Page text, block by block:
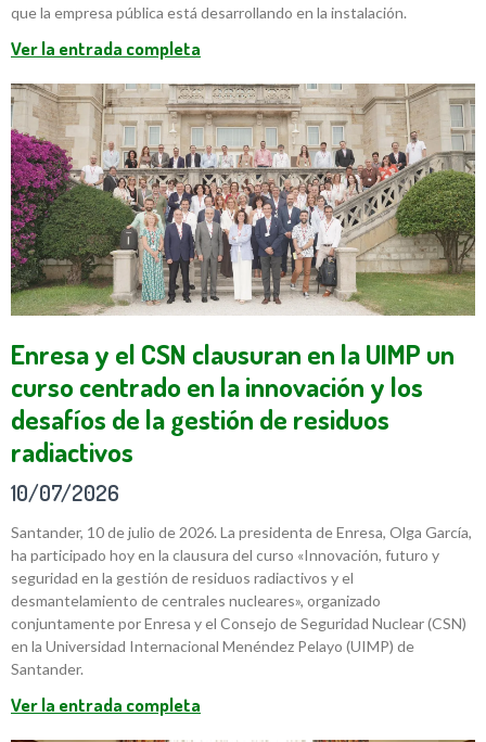
que la empresa pública está desarrollando en la instalación.
Ver la entrada completa
Enresa y el CSN clausuran en la UIMP un
curso centrado en la innovación y los
desafíos de la gestión de residuos
radiactivos
10/07/2026
Santander, 10 de julio de 2026. La presidenta de Enresa, Olga García,
ha participado hoy en la clausura del curso «Innovación, futuro y
seguridad en la gestión de residuos radiactivos y el
desmantelamiento de centrales nucleares», organizado
conjuntamente por Enresa y el Consejo de Seguridad Nuclear (CSN)
en la Universidad Internacional Menéndez Pelayo (UIMP) de
Santander.
Ver la entrada completa